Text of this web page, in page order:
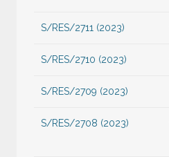
S/RES/2711 (2023)
S/RES/2710 (2023)
S/RES/2709 (2023)
S/RES/2708 (2023)